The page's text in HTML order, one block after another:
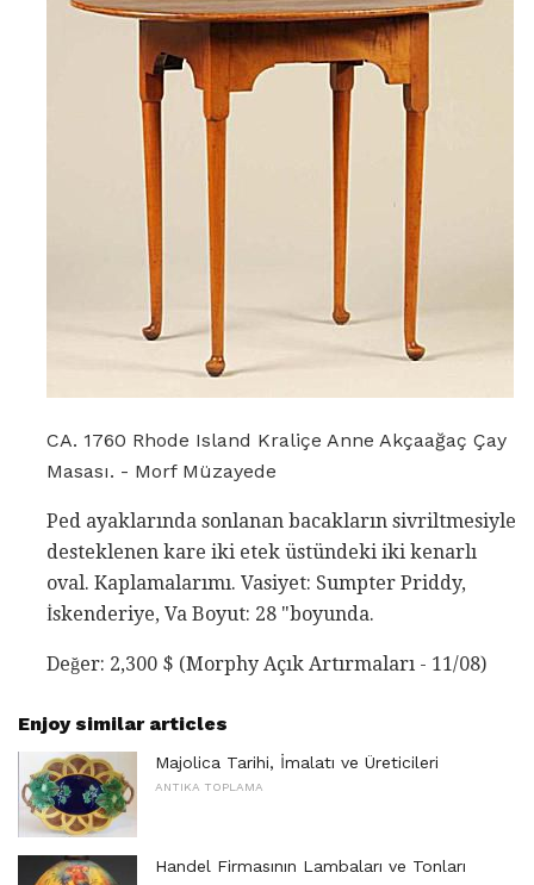
CA. 1760 Rhode Island Kraliçe Anne Akçaağaç Çay
Masası. - Morf Müzayede
Ped ayaklarında sonlanan bacakların sivriltmesiyle
desteklenen kare iki etek üstündeki iki kenarlı
oval. Kaplamalarımı. Vasiyet: Sumpter Priddy,
İskenderiye, Va Boyut: 28 "boyunda.
Değer: 2,300 $ (Morphy Açık Artırmaları - 11/08)
Enjoy similar articles
Majolica Tarihi, İmalatı ve Üreticileri
ANTIKA TOPLAMA
Handel Firmasının Lambaları ve Tonları